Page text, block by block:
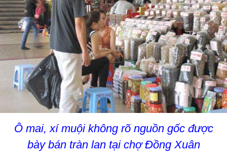
Ô mai, xí muội không rõ nguồn gốc được
bày bán tràn lan tại chợ Đồng Xuân